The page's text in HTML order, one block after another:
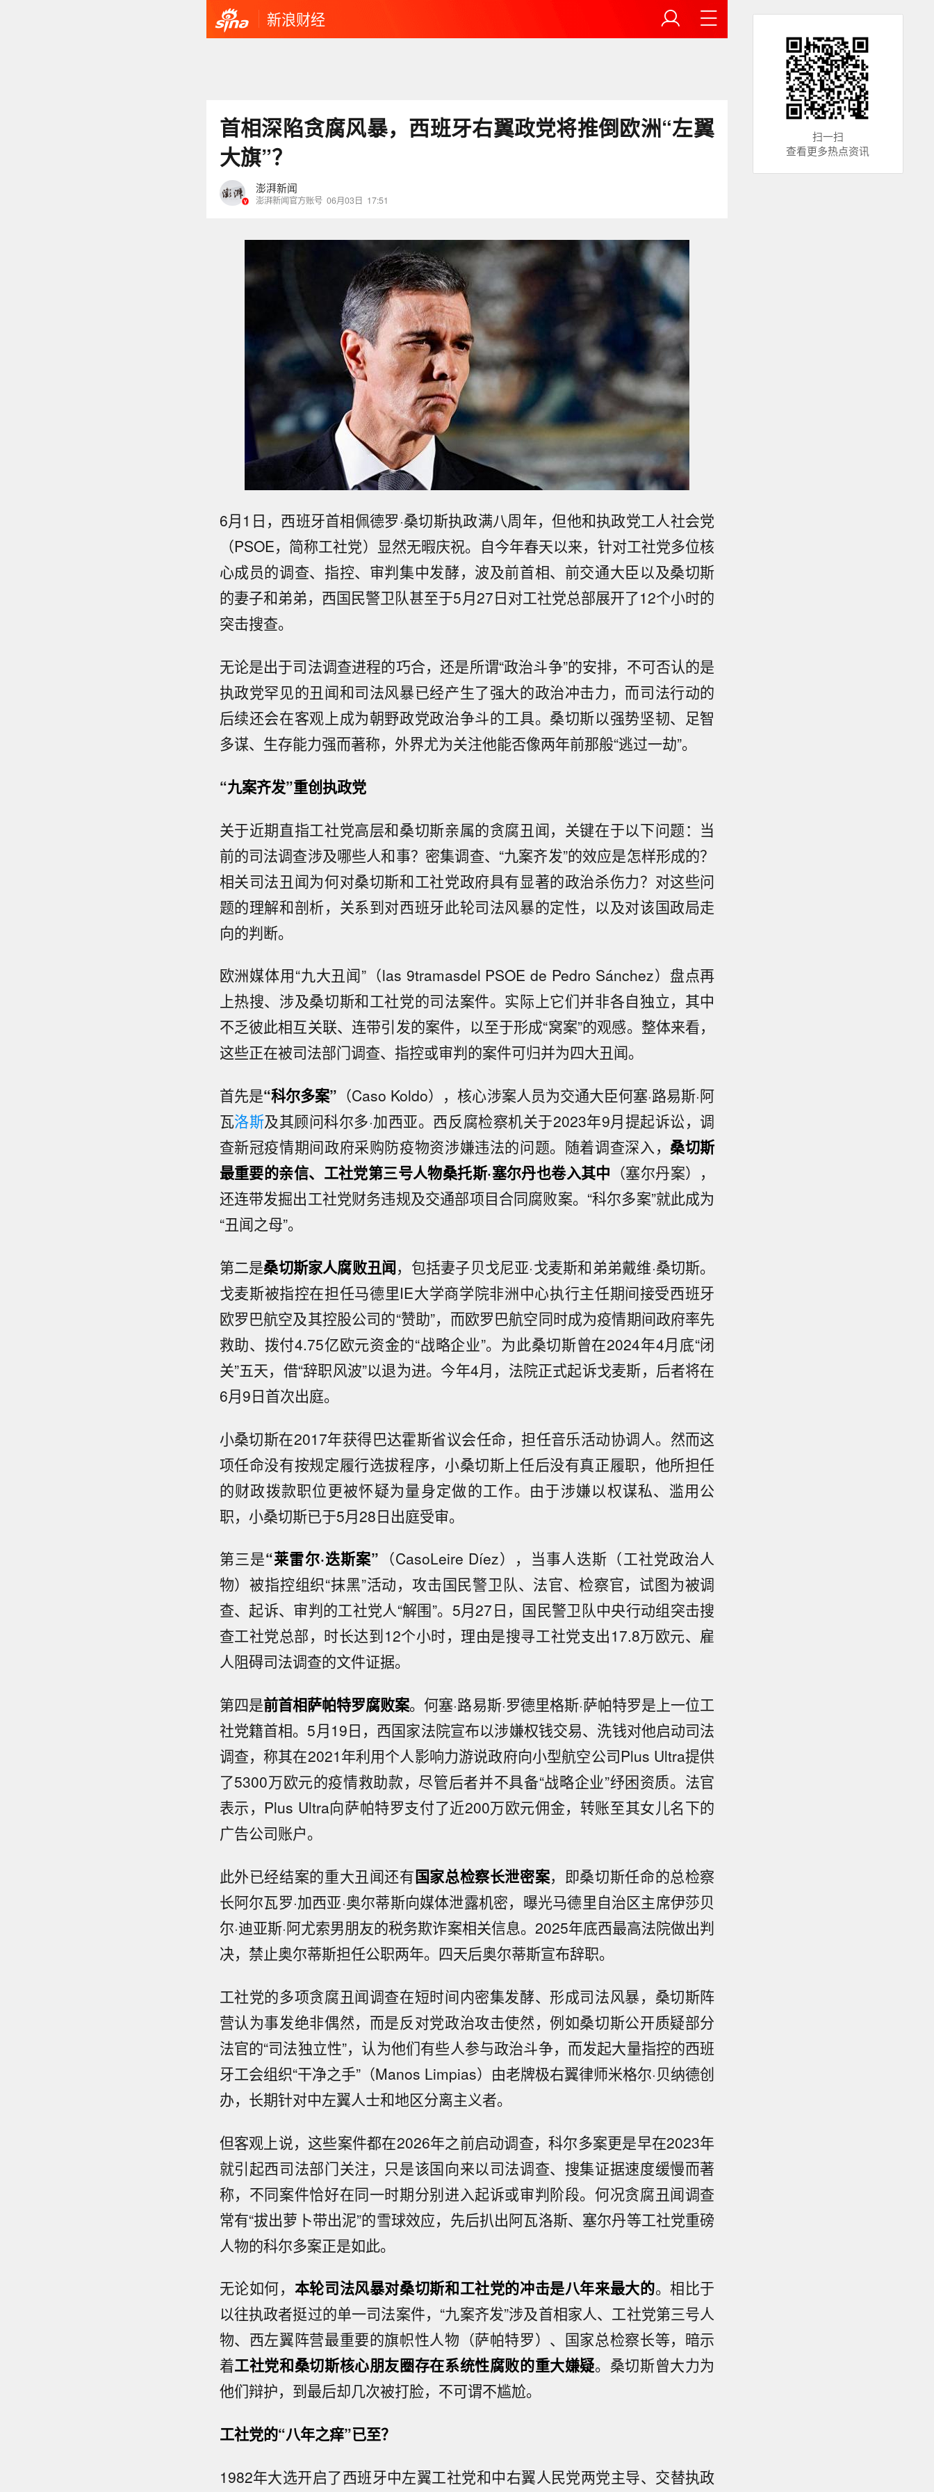
新浪财经
首相深陷贪腐风暴，西班牙右翼政党将推倒欧洲“左翼
大旗”？
澎湃新闻
澎湃新闻官方账号 06月03日 17:51
6月1日，西班牙首相佩德罗·桑切斯执政满八周年，但他和执政党工人社会党
（PSOE，简称工社党）显然无暇庆祝。自今年春天以来，针对工社党多位核
心成员的调查、指控、审判集中发酵，波及前首相、前交通大臣以及桑切斯
的妻子和弟弟，西国民警卫队甚至于5月27日对工社党总部展开了12个小时的
突击搜查。
无论是出于司法调查进程的巧合，还是所谓“政治斗争”的安排，不可否认的是
执政党罕见的丑闻和司法风暴已经产生了强大的政治冲击力，而司法行动的
后续还会在客观上成为朝野政党政治争斗的工具。桑切斯以强势坚韧、足智
多谋、生存能力强而著称，外界尤为关注他能否像两年前那般“逃过一劫”。
“九案齐发”重创执政党
关于近期直指工社党高层和桑切斯亲属的贪腐丑闻，关键在于以下问题：当
前的司法调查涉及哪些人和事？密集调查、“九案齐发”的效应是怎样形成的？
相关司法丑闻为何对桑切斯和工社党政府具有显著的政治杀伤力？对这些问
题的理解和剖析，关系到对西班牙此轮司法风暴的定性，以及对该国政局走
向的判断。
欧洲媒体用“九大丑闻”（las 9tramasdel PSOE de Pedro Sánchez）盘点再
上热搜、涉及桑切斯和工社党的司法案件。实际上它们并非各自独立，其中
不乏彼此相互关联、连带引发的案件，以至于形成“窝案”的观感。整体来看，
这些正在被司法部门调查、指控或审判的案件可归并为四大丑闻。
首先是“科尔多案” （Caso Koldo），核心涉案人员为交通大臣何塞·路易斯·阿
瓦洛斯及其顾问科尔多·加西亚。西反腐检察机关于2023年9月提起诉讼，调
查新冠疫情期间政府采购防疫物资涉嫌违法的问题。随着调查深入， 桑切斯
最重要的亲信、工社党第三号人物桑托斯·塞尔丹也卷入其中 （塞尔丹案），
还连带发掘出工社党财务违规及交通部项目合同腐败案。“科尔多案”就此成为
“丑闻之母”。
第二是桑切斯家人腐败丑闻，包括妻子贝戈尼亚·戈麦斯和弟弟戴维·桑切斯。
戈麦斯被指控在担任马德里IE大学商学院非洲中心执行主任期间接受西班牙
欧罗巴航空及其控股公司的“赞助”，而欧罗巴航空同时成为疫情期间政府率先
救助、拨付4.75亿欧元资金的“战略企业”。为此桑切斯曾在2024年4月底“闭
关”五天，借“辞职风波”以退为进。今年4月，法院正式起诉戈麦斯，后者将在
6月9日首次出庭。
小桑切斯在2017年获得巴达霍斯省议会任命，担任音乐活动协调人。然而这
项任命没有按规定履行选拔程序，小桑切斯上任后没有真正履职，他所担任
的财政拨款职位更被怀疑为量身定做的工作。由于涉嫌以权谋私、滥用公
职，小桑切斯已于5月28日出庭受审。
第三是“莱雷尔·迭斯案” （CasoLeire Díez），当事人迭斯（工社党政治人
物）被指控组织“抹黑”活动，攻击国民警卫队、法官、检察官，试图为被调
查、起诉、审判的工社党人“解围”。5月27日，国民警卫队中央行动组突击搜
查工社党总部，时长达到12个小时，理由是搜寻工社党支出17.8万欧元、雇
人阻碍司法调查的文件证据。
第四是前首相萨帕特罗腐败案。何塞·路易斯·罗德里格斯·萨帕特罗是上一位工
社党籍首相。5月19日，西国家法院宣布以涉嫌权钱交易、洗钱对他启动司法
调查，称其在2021年利用个人影响力游说政府向小型航空公司Plus Ultra提供
了5300万欧元的疫情救助款，尽管后者并不具备“战略企业”纾困资质。法官
表示，Plus Ultra向萨帕特罗支付了近200万欧元佣金，转账至其女儿名下的
广告公司账户。
此外已经结案的重大丑闻还有国家总检察长泄密案，即桑切斯任命的总检察
长阿尔瓦罗·加西亚·奥尔蒂斯向媒体泄露机密，曝光马德里自治区主席伊莎贝
尔·迪亚斯·阿尤索男朋友的税务欺诈案相关信息。2025年底西最高法院做出判
决，禁止奥尔蒂斯担任公职两年。四天后奥尔蒂斯宣布辞职。
工社党的多项贪腐丑闻调查在短时间内密集发酵、形成司法风暴，桑切斯阵
营认为事发绝非偶然，而是反对党政治攻击使然，例如桑切斯公开质疑部分
法官的“司法独立性”，认为他们有些人参与政治斗争，而发起大量指控的西班
牙工会组织“干净之手”（Manos Limpias）由老牌极右翼律师米格尔·贝纳德创
办，长期针对中左翼人士和地区分离主义者。
但客观上说，这些案件都在2026年之前启动调查，科尔多案更是早在2023年
就引起西司法部门关注，只是该国向来以司法调查、搜集证据速度缓慢而著
称，不同案件恰好在同一时期分别进入起诉或审判阶段。何况贪腐丑闻调查
常有“拔出萝卜带出泥”的雪球效应，先后扒出阿瓦洛斯、塞尔丹等工社党重磅
人物的科尔多案正是如此。
无论如何， 本轮司法风暴对桑切斯和工社党的冲击是八年来最大的。相比于
以往执政者挺过的单一司法案件，“九案齐发”涉及首相家人、工社党第三号人
物、西左翼阵营最重要的旗帜性人物（萨帕特罗）、国家总检察长等，暗示
着工社党和桑切斯核心朋友圈存在系统性腐败的重大嫌疑。桑切斯曾大力为
他们辩护，到最后却几次被打脸，不可谓不尴尬。
工社党的“八年之痒”已至？
1982年大选开启了西班牙中左翼工社党和中右翼人民党两党主导、交替执政
扫一扫
查看更多热点资讯